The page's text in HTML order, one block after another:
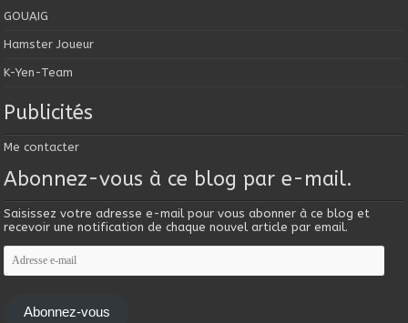
GOUAIG
Hamster Joueur
K-Yen-Team
Publicités
Me contacter
Abonnez-vous à ce blog par e-mail.
Saisissez votre adresse e-mail pour vous abonner à ce blog et
recevoir une notification de chaque nouvel article par email.
Adresse
e-
mail
Abonnez-vous